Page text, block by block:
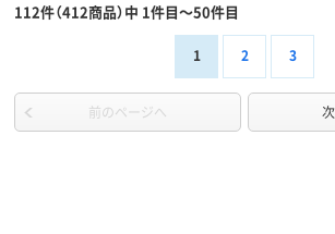
112件（412商品）中 1件目～50件目
1 2 3
前のページへ